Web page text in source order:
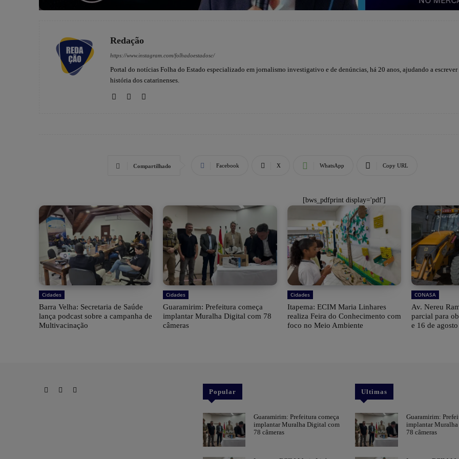
Redação
https://www.instagram.com/folhadoestadosc/
Portal do notícias Folha do Estado especializado em jornalismo investigativo e de denúncias, há 20 anos, ajudando a escrever
história dos catarinenses.
Compartilhado Facebook X WhatsApp Copy URL
[bws_pdfprint display='pdf']
Cidades
Barra Velha: Secretaria de Saúde
lança podcast sobre a campanha de
Multivacinação
Cidades
Guaramirim: Prefeitura começa
implantar Muralha Digital com 78
câmeras
Cidades
Itapema: ECIM Maria Linhares
realiza Feira do Conhecimento com
foco no Meio Ambiente
CONASA
Av. Nereu
parcial para
e 16 de agosto
Popular
Guaramirim: Prefeitura começa
implantar Muralha Digital com
78 câmeras
Ultimas
Guaramirim:
implantar
78 câmeras